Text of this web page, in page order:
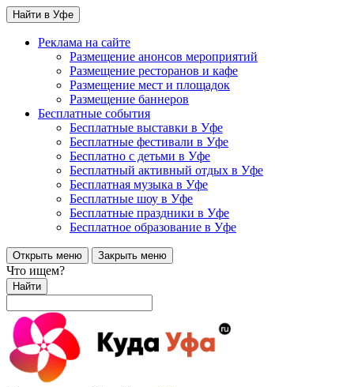
Найти в Уфе
Реклама на сайте
Размещение анонсов мероприятий
Размещение ресторанов и кафе
Размещение мест и площадок
Размещение баннеров
Бесплатные события
Бесплатные выставки в Уфе
Бесплатные фестивали в Уфе
Бесплатно с детьми в Уфе
Бесплатный активный отдых в Уфе
Бесплатная музыка в Уфе
Бесплатные шоу в Уфе
Бесплатные праздники в Уфе
Бесплатное образование в Уфе
Открыть меню Закрыть меню
Что ищем?
Найти